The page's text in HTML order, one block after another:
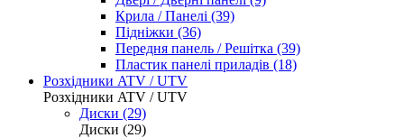
Крила / Панелі (39)
Підніжки (36)
Передня панель / Решітка (39)
Пластик панелі приладів (18)
Розхідники ATV / UTV
Розхідники ATV / UTV
Диски (29)
Диски (29)